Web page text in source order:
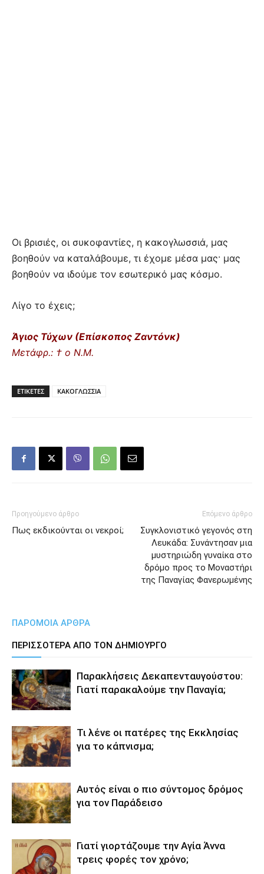
Οι βρισιές, οι συκοφαντίες, η κακογλωσσιά, μας
βοηθούν να καταλάβουμε, τι έχομε μέσα μας· μας
βοηθούν να ιδούμε τον εσωτερικό μας κόσμο.
Λίγο το έχεις;
Άγιος Τύχων (Επίσκοπος Ζαντόνκ)
Μετάφρ.: † ο Ν.Μ.
ΕΤΙΚΕΤΕΣ ΚΑΚΟΓΛΩΣΣΙΑ
Προηγούμενο άρθρο
Πως εκδικούνται οι νεκροί;
Επόμενο άρθρο
Συγκλονιστικό γεγονός στη
Λευκάδα: Συνάντησαν μια
μυστηριώδη γυναίκα στο
δρόμο προς το Μοναστήρι
της Παναγίας Φανερωμένης
ΠΑΡΟΜΟΙΑ ΑΡΘΡΑ
ΠΕΡΙΣΣΟΤΕΡΑ ΑΠΟ ΤΟΝ ΔΗΜΙΟΥΡΓΟ
Παρακλήσεις Δεκαπενταυγούστου:
Γιατί παρακαλούμε την Παναγία;
Τι λένε οι πατέρες της Εκκλησίας
για το κάπνισμα;
Αυτός είναι ο πιο σύντομος δρόμος
για τον Παράδεισο
Γιατί γιορτάζουμε την Αγία Άννα
τρεις φορές τον χρόνο;